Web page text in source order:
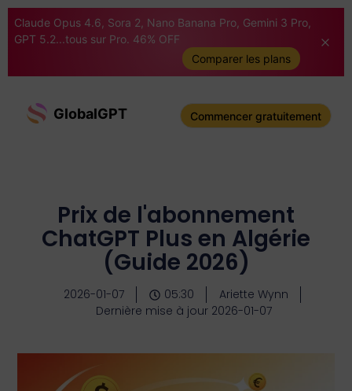
Claude Opus 4.6, Sora 2, Nano Banana Pro, Gemini 3 Pro,
GPT 5.2...tous sur Pro. 46% OFF
Comparer les plans
GlobalGPT Commencer gratuitement
Prix de l'abonnement
ChatGPT Plus en Algérie
(Guide 2026)
2026-01-07 05:30
Ariette Wynn
Dernière mise à jour 2026-01-07